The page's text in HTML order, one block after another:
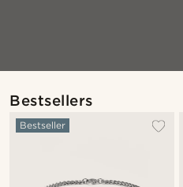
Bestsellers
Bestseller